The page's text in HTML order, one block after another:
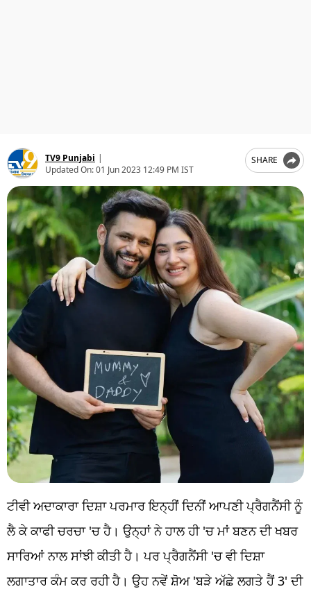
TV9 Punjabi |
Updated On:01 Jun 2023 12:49 PM IST
SHARE
ਟੀਵੀ ਅਦਾਕਾਰਾ ਦਿਸ਼ਾ ਪਰਮਾਰ ਇਨ੍ਹੀਂ ਦਿਨੀਂ ਆਪਣੀ ਪ੍ਰੈਗਨੈਂਸੀ ਨੂੰ
ਲੈ ਕੇ ਕਾਫੀ ਚਰਚਾ 'ਚ ਹੈ। ਉਨ੍ਹਾਂ ਨੇ ਹਾਲ ਹੀ 'ਚ ਮਾਂ ਬਣਨ ਦੀ ਖਬਰ
ਸਾਰਿਆਂ ਨਾਲ ਸਾਂਝੀ ਕੀਤੀ ਹੈ। ਪਰ ਪ੍ਰੈਗਨੈਂਸੀ 'ਚ ਵੀ ਦਿਸ਼ਾ
ਲਗਾਤਾਰ ਕੰਮ ਕਰ ਰਹੀ ਹੈ। ਉਹ ਨਵੇਂ ਸ਼ੋਅ 'ਬੜੇ ਅੱਛੇ ਲਗਤੇ ਹੈਂ 3' ਦੀ